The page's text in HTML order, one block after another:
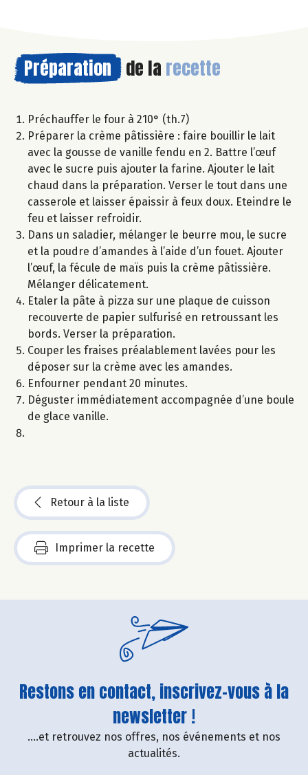
Préparation de la recette
Préchauffer le four à 210° (th.7)
Préparer la crème pâtissière : faire bouillir le lait
avec la gousse de vanille fendu en 2. Battre l’œuf
avec le sucre puis ajouter la farine. Ajouter le lait
chaud dans la préparation. Verser le tout dans une
casserole et laisser épaissir à feux doux. Eteindre le
feu et laisser refroidir.
Dans un saladier, mélanger le beurre mou, le sucre
et la poudre d’amandes à l’aide d’un fouet. Ajouter
l’œuf, la fécule de maïs puis la crème pâtissière.
Mélanger délicatement.
Etaler la pâte à pizza sur une plaque de cuisson
recouverte de papier sulfurisé en retroussant les
bords. Verser la préparation.
Couper les fraises préalablement lavées pour les
déposer sur la crème avec les amandes.
Enfourner pendant 20 minutes.
Déguster immédiatement accompagnée d’une boule
de glace vanille.
Retour à la liste
Imprimer la recette
Restons en contact, inscrivez-vous à la
newsletter !
....et retrouvez nos offres, nos événements et nos
actualités.